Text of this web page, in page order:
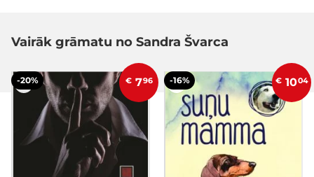
Vairāk grāmatu no Sandra Švarca
-20% € 796 -16% € 1004